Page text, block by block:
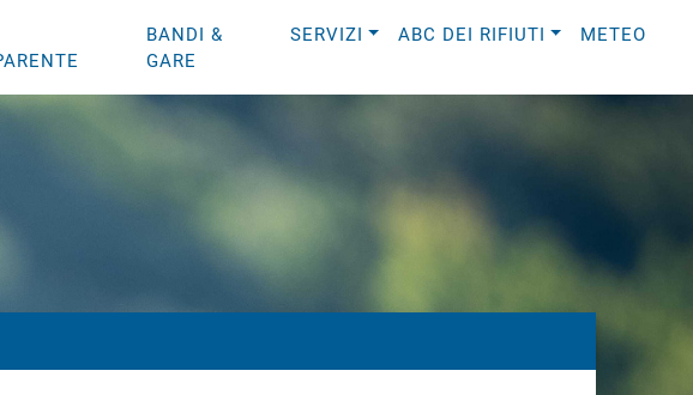
BANDI &
GARE
SERVIZI ABC DEI RIFIUTI METEO